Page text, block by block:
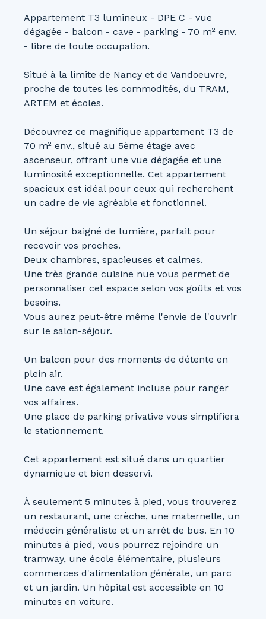
Appartement T3 lumineux - DPE C - vue
dégagée - balcon - cave - parking - 70 m² env.
- libre de toute occupation.
Situé à la limite de Nancy et de Vandoeuvre,
proche de toutes les commodités, du TRAM,
ARTEM et écoles.
Découvrez ce magnifique appartement T3 de
70 m² env., situé au 5ème étage avec
ascenseur, offrant une vue dégagée et une
luminosité exceptionnelle. Cet appartement
spacieux est idéal pour ceux qui recherchent
un cadre de vie agréable et fonctionnel.
Un séjour baigné de lumière, parfait pour
recevoir vos proches.
Deux chambres, spacieuses et calmes.
Une très grande cuisine nue vous permet de
personnaliser cet espace selon vos goûts et vos
besoins.
Vous aurez peut-être même l'envie de l'ouvrir
sur le salon-séjour.
Un balcon pour des moments de détente en
plein air.
Une cave est également incluse pour ranger
vos affaires.
Une place de parking privative vous simplifiera
le stationnement.
Cet appartement est situé dans un quartier
dynamique et bien desservi.
À seulement 5 minutes à pied, vous trouverez
un restaurant, une crèche, une maternelle, un
médecin généraliste et un arrêt de bus. En 10
minutes à pied, vous pourrez rejoindre un
tramway, une école élémentaire, plusieurs
commerces d'alimentation générale, un parc
et un jardin. Un hôpital est accessible en 10
minutes en voiture.